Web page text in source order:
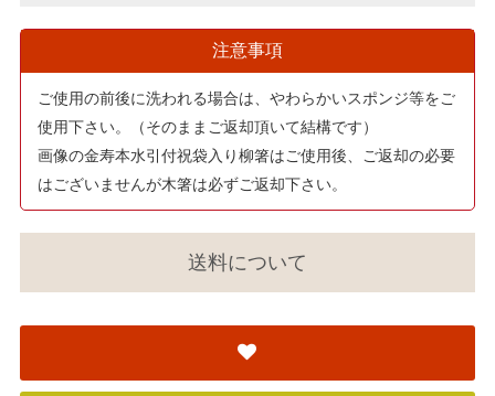
注意事項
ご使用の前後に洗われる場合は、やわらかいスポンジ等をご
使用下さい。（そのままご返却頂いて結構です）
画像の金寿本水引付祝袋入り柳箸はご使用後、ご返却の必要
はございませんが木箸は必ずご返却下さい。
送料について